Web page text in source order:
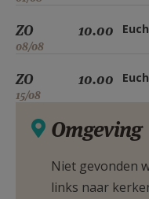
ZO
08/08
10.00
ZO
15/08
10.00
Omgeving
Niet gevonden
links naar